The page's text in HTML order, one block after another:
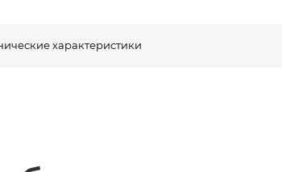
характеристики